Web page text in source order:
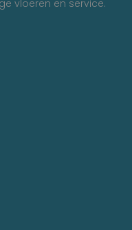
vloeren en service.